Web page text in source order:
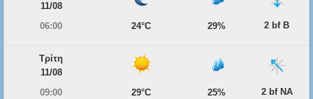
11/08
06:00
24°C 29% 2 bf Β
Τρίτη
11/08
09:00
29°C 25% 2 bf ΝΑ